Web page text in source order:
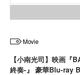
Movie
【小南光司】映画
終奏-』 豪華Blu-ray